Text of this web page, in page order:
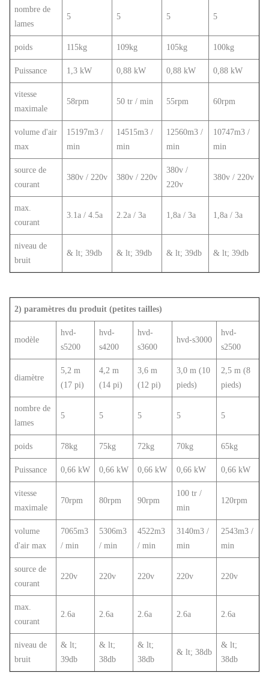
nombre de
lames
5 5 5 5
poids 115kg 109kg 105kg 100kg
Puissance 1,3 kW 0,88 kW 0,88 kW 0,88 kW
vitesse
maximale
58rpm 50 tr / min 55rpm 60rpm
volume d'air
max
15197m3 /
min
14515m3 /
min
12560m3 /
min
10747m3 /
min
source de
courant
380v / 220v 380v / 220v
380v /
220v
380v / 220v
max.
courant
3.1a / 4.5a 2.2a / 3a 1,8a / 3a 1,8a / 3a
niveau de
bruit
& lt; 39db & lt; 39db & lt; 39db & lt; 39db
2) paramètres du produit (petites tailles)
modèle
hvd-
s5200
hvd-
s4200
hvd-
s3600
hvd-s3000
hvd-
s2500
diamètre
5,2 m
(17 pi)
4,2 m
(14 pi)
3,6 m
(12 pi)
3,0 m (10
pieds)
2,5 m (8
pieds)
nombre de
lames
5 5 5 5 5
poids 78kg 75kg 72kg 70kg 65kg
Puissance 0,66 kW 0,66 kW 0,66 kW 0,66 kW 0,66 kW
vitesse
maximale
70rpm 80rpm 90rpm
100 tr /
min
120rpm
volume
d'air max
7065m3
/ min
5306m3
/ min
4522m3
/ min
3140m3 /
min
2543m3 /
min
source de
courant
220v 220v 220v 220v 220v
max.
courant
2.6a 2.6a 2.6a 2.6a 2.6a
niveau de
bruit
& lt;
39db
& lt;
38db
& lt;
38db
& lt; 38db
& lt;
38db